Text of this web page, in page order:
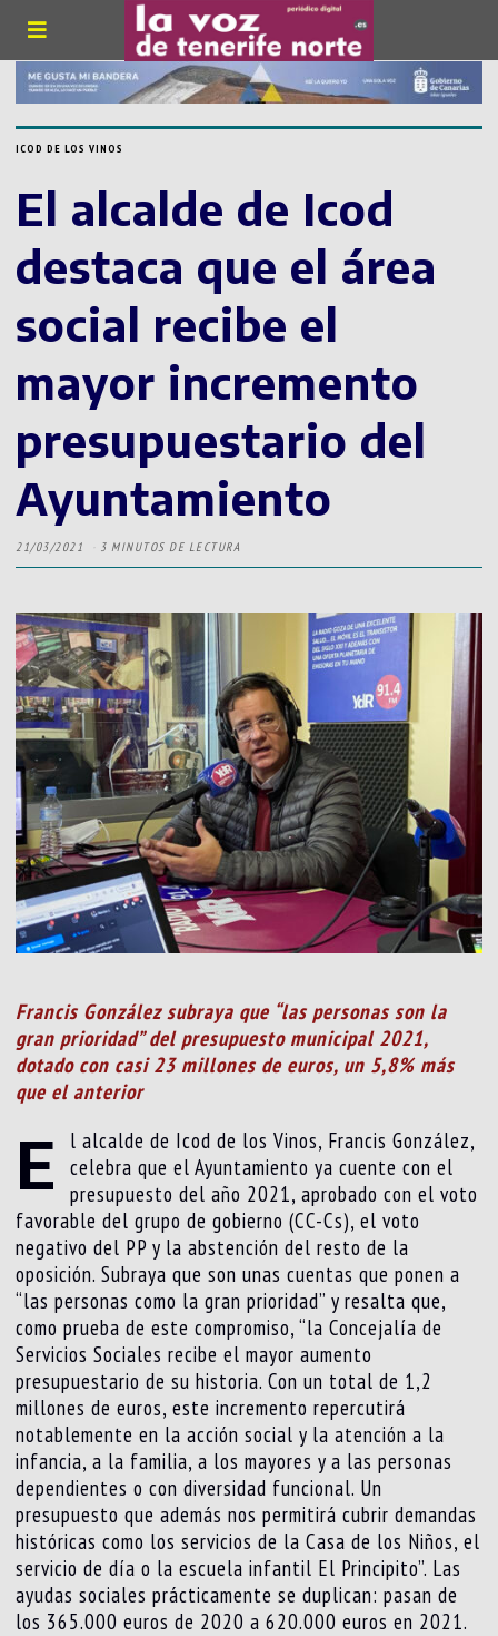
ICOD DE LOS VINOS
El alcalde de Icod
destaca que el área
social recibe el
mayor incremento
presupuestario del
Ayuntamiento
21/03/2021 3 MINUTOS DE LECTURA
Francis González subraya que “las personas son la
gran prioridad” del presupuesto municipal 2021,
dotado con casi 23 millones de euros, un 5,8% más
que el anterior
E
l alcalde de Icod de los Vinos, Francis González,
celebra que el Ayuntamiento ya cuente con el
presupuesto del año 2021, aprobado con el voto
favorable del grupo de gobierno (CC-Cs), el voto
negativo del PP y la abstención del resto de la
oposición. Subraya que son unas cuentas que ponen a
“las personas como la gran prioridad” y resalta que,
como prueba de este compromiso, “la Concejalía de
Servicios Sociales recibe el mayor aumento
presupuestario de su historia. Con un total de 1,2
millones de euros, este incremento repercutirá
notablemente en la acción social y la atención a la
infancia, a la familia, a los mayores y a las personas
dependientes o con diversidad funcional. Un
presupuesto que además nos permitirá cubrir demandas
históricas como los servicios de la Casa de los Niños, el
servicio de día o la escuela infantil El Principito”. Las
ayudas sociales prácticamente se duplican: pasan de
los 365.000 euros de 2020 a 620.000 euros en 2021.